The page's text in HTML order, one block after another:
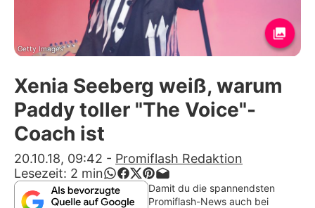
Familie & Liebe
Promiflash Exklusiv
Alle Themen auf Promiflash
App runterladen
Team
Getty Images
Xenia Seeberg weiß, warum
Paddy toller "The Voice"-
Coach ist
20.10.18, 09:42 - Promiflash Redaktion
Lesezeit: 2 min
Damit du die spannendsten
Promiflash-News auch bei